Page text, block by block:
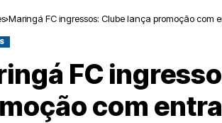
Maringá FC ingressos: Clube lança promoção com
FC
com